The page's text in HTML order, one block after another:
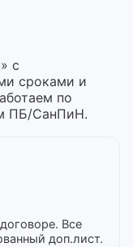
с
сроками и
по
ПБ/СанПиН.
Все
доп.лист.